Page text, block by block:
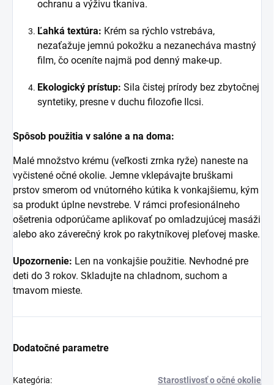
ochranu a výživu tkaniva.
Ľahká textúra: Krém sa rýchlo vstrebáva,
nezaťažuje jemnú pokožku a nezanecháva mastný
film, čo oceníte najmä pod denný make-up.
Ekologický prístup: Sila čistej prírody bez zbytočnej
syntetiky, presne v duchu filozofie Ilcsi.
Spôsob použitia v salóne a na doma:
Malé množstvo krému (veľkosti zrnka ryže) naneste na
vyčistené očné okolie. Jemne vklepávajte bruškami
prstov smerom od vnútorného kútika k vonkajšiemu, kým
sa produkt úplne nevstrebe. V rámci profesionálneho
ošetrenia odporúčame aplikovať po omladzujúcej masáži
alebo ako záverečný krok po rakytníkovej pleťovej maske.
Upozornenie: Len na vonkajšie použitie. Nevhodné pre
deti do 3 rokov. Skladujte na chladnom, suchom a
tmavom mieste.
Dodatočné parametre
Kategória: Starostlivosť o očné okolie